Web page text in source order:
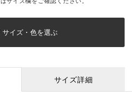
サイズ・色を選ぶ
サイズ詳細